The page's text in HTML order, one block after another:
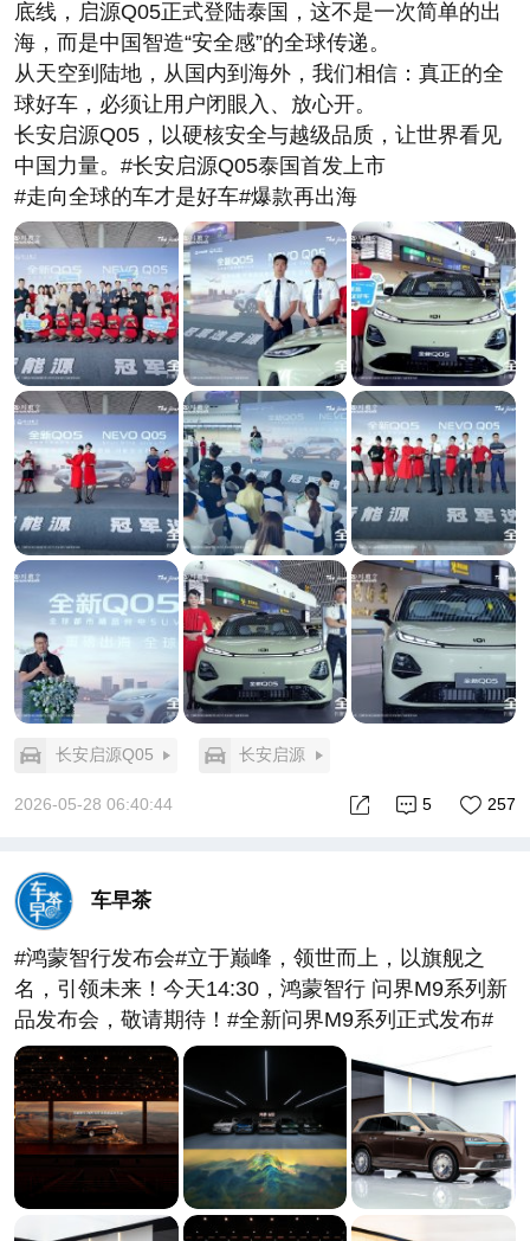
底线，启源Q05正式登陆泰国，这不是一次简单的出
海，而是中国智造“安全感”的全球传递。
从天空到陆地，从国内到海外，我们相信：真正的全
球好车，必须让用户闭眼入、放心开。
长安启源Q05，以硬核安全与越级品质，让世界看见
中国力量。#长安启源Q05泰国首发上市
#走向全球的车才是好车#爆款再出海
长安启源Q05 长安启源
2026-05-28 06:40:44 257
5
车早茶
#鸿蒙智行发布会#立于巅峰，领世而上，以旗舰之
名，引领未来！今天14:30，鸿蒙智行 问界M9系列新
品发布会，敬请期待！#全新问界M9系列正式发布#